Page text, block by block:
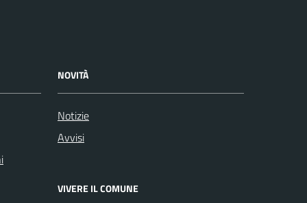
NOVITÀ
Notizie
Avvisi
VIVERE IL COMUNE